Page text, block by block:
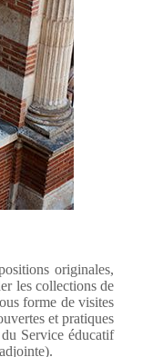
originales,
les collections de
forme de visites
et pratiques
Service éducatif